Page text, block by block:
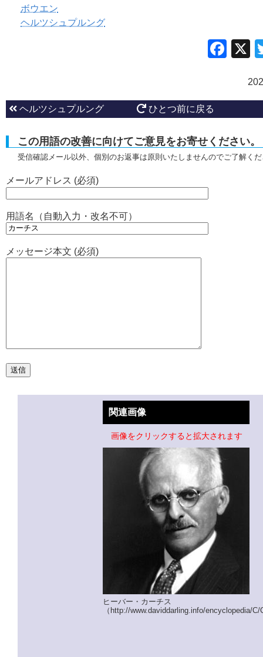
ボウエン
ヘルツシュプルング
ヘルツシュプルング ひとつ前に戻る
この用語の改善に向けてご意見をお寄せください。
受信確認メール以外、個別のお返事は原則いたしませんのでご了解く
メールアドレス (必須)
用語名（自動入力・改名不可）
メッセージ本文 (必須)
関連画像
画像をクリックすると拡大されます
ヒーバー・カーチス
（http://www.daviddarling.info/encyclopedia/